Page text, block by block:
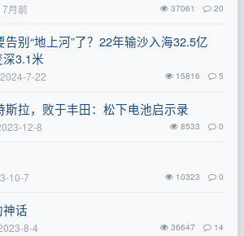
7月前 37061 20
别“地上河”了？22年输沙入海32.5亿
3.1米
2024-7-22 15816 5
斯拉，败于丰田：松下电池启示录
12-8 8533 0
10-7 10323 0
话
8-4 36647 14